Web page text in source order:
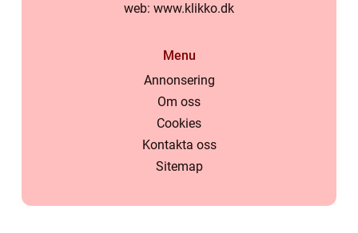
web: www.klikko.dk
Menu
Annonsering
Om oss
Cookies
Kontakta oss
Sitemap